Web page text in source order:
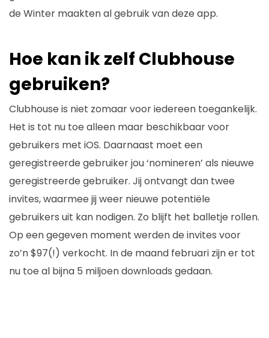
de Winter maakten al gebruik van deze app.
Hoe kan ik zelf Clubhouse
gebruiken?
Clubhouse is niet zomaar voor iedereen toegankelijk.
Het is tot nu toe alleen maar beschikbaar voor
gebruikers met iOS. Daarnaast moet een
geregistreerde gebruiker jou ‘nomineren’ als nieuwe
geregistreerde gebruiker. Jij ontvangt dan twee
invites, waarmee jij weer nieuwe potentiële
gebruikers uit kan nodigen. Zo blijft het balletje rollen.
Op een gegeven moment werden de invites voor
zo’n $97(!) verkocht. In de maand februari zijn er tot
nu toe al bijna 5 miljoen downloads gedaan.